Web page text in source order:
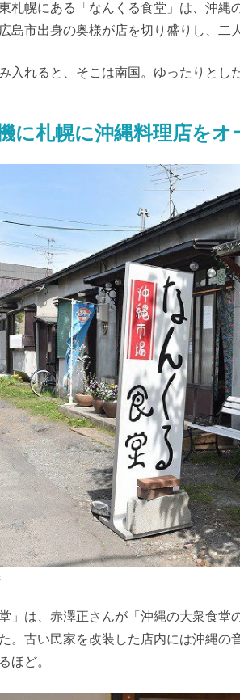
札幌にある「なんくる食堂」は、沖縄
島市出身の奥様が店を切り盛りし、二
入れると、そこは南国。ゆったりとし
に札幌に沖縄料理店をオ
堂」は、赤澤正さんが「沖縄の大衆食
。古い民家を改装した店内には沖縄
ほど。